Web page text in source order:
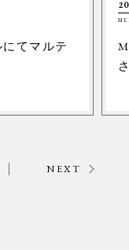
てマルテ
NEXT